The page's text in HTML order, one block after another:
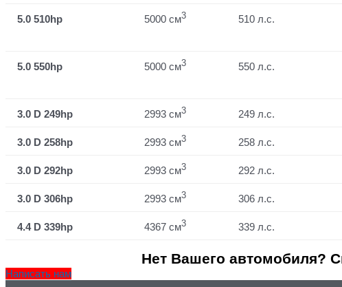
5.0 510hp 5000 см3 510 л.с.
5.0 550hp 5000 см3 550 л.с.
3.0 D 249hp 2993 см3 249 л.с.
3.0 D 258hp 2993 см3 258 л.с.
3.0 D 292hp 2993 см3 292 л.с.
3.0 D 306hp 2993 см3 306 л.с.
4.4 D 339hp 4367 см3 339 л.с.
Нет Вашего автомобиля?
Написать нам